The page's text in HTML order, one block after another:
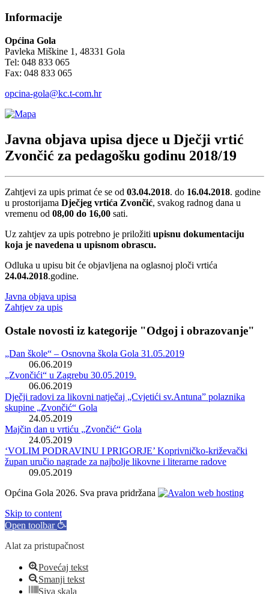
Informacije
Općina Gola
Pavleka Miškine 1, 48331 Gola
Tel: 048 833 065
Fax: 048 833 065
opcina-gola@kc.t-com.hr
Javna objava upisa djece u Dječji vrtić
Zvončić za pedagošku godinu 2018/19
Zahtjevi za upis primat će se od 03.04.2018. do 16.04.2018. godine
u prostorijama Dječjeg vrtića Zvončić, svakog radnog dana u
vremenu od 08,00 do 16,00 sati.
Uz zahtjev za upis potrebno je priložiti upisnu dokumentaciju
koja je navedena u upisnom obrascu.
Odluka u upisu bit će objavljena na oglasnoj ploči vrtića
24.04.2018.godine.
Javna objava upisa
Zahtjev za upis
Ostale novosti iz kategorije "Odgoj i obrazovanje"
„Dan škole“ – Osnovna škola Gola 31.05.2019
06.06.2019
„Zvončići“ u Zagrebu 30.05.2019.
06.06.2019
Dječji radovi za likovni natječaj „Cvjetići sv.Antuna” polaznika
skupine „Zvončić“ Gola
24.05.2019
Majčin dan u vrtiću „Zvončić“ Gola
24.05.2019
‘VOLIM PODRAVINU I PRIGORJE’ Koprivničko-križevački
župan uručio nagrade za najbolje likovne i literarne radove
09.05.2019
Općina Gola 2026. Sva prava pridržana
Skip to content
Open toolbar
Alat za pristupačnost
Povećaj tekst
Smanji tekst
Siva skala